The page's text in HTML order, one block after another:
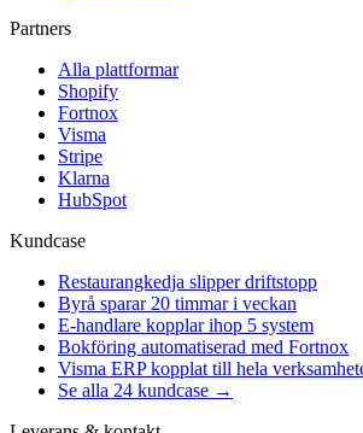
Partners
Alla plattformar
Shopify
Fortnox
Visma
Stripe
Klarna
HubSpot
Kundcase
Restaurangkedja slipper driftstopp
Byrå sparar 20 timmar i veckan
E-handlare kopplar ihop 5 system
Bokföring automatiserad med Fortnox
Visma ERP kopplat till hela
Se alla 24 kundcase →